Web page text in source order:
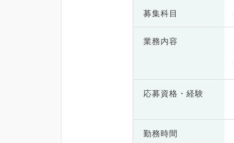
募集科目
業務内容
応募資格・ 経験
勤務時間